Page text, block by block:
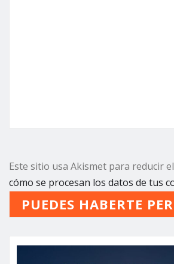
Este sitio usa Akismet para reducir
cómo se procesan los datos de tus
PUEDES HABERTE